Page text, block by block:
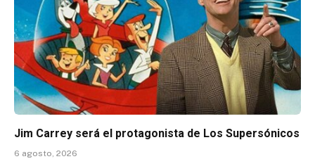
Jim Carrey será el protagonista de Los Supersónicos
6 agosto, 2026